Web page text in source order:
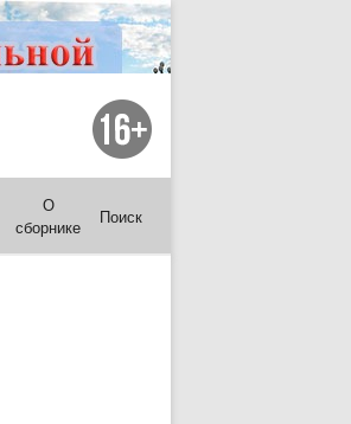
О
сборнике
Поиск